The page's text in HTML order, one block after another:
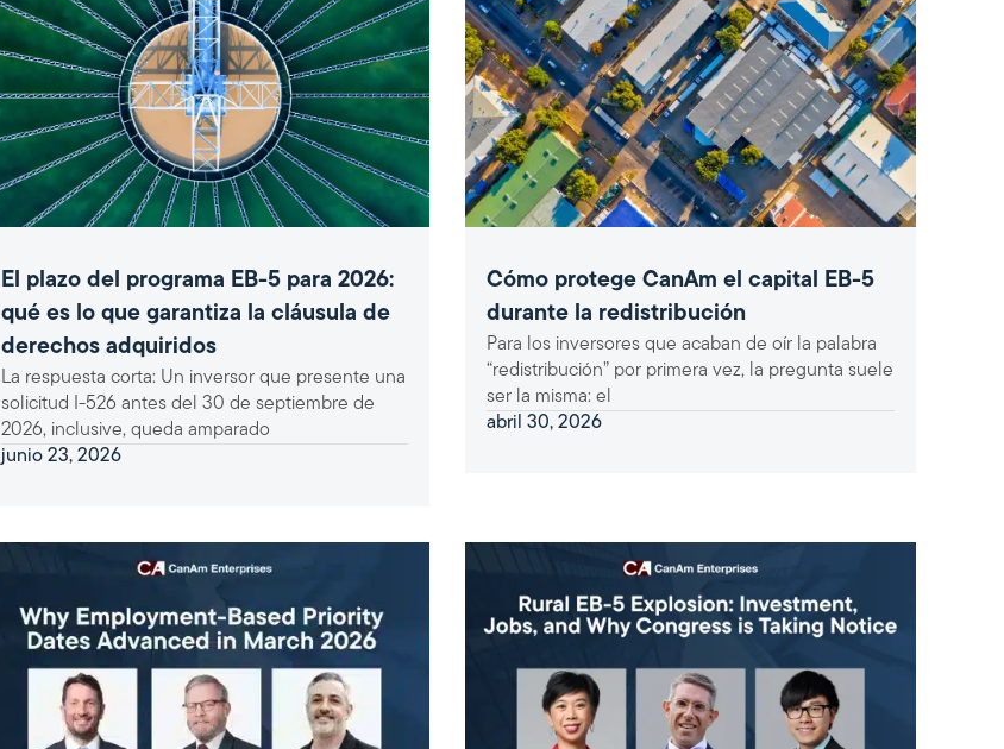
El plazo del programa EB-5 para 2026:
qué es lo que garantiza la cláusula de
derechos adquiridos
La respuesta corta: Un inversor que presente una
solicitud I-526 antes del 30 de septiembre de
2026, inclusive, queda amparado
junio 23, 2026
Cómo protege CanAm el capital EB-5
durante la redistribución
Para los inversores que acaban de oír la palabra
“redistribución” por primera vez, la pregunta suele
ser la misma: el
abril 30, 2026